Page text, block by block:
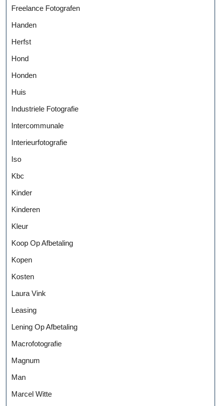
Freelance Fotografen
Handen
Herfst
Hond
Honden
Huis
Industriele Fotografie
Intercommunale
Interieurfotografie
Iso
Kbc
Kinder
Kinderen
Kleur
Koop Op Afbetaling
Kopen
Kosten
Laura Vink
Leasing
Lening Op Afbetaling
Macrofotografie
Magnum
Man
Marcel Witte